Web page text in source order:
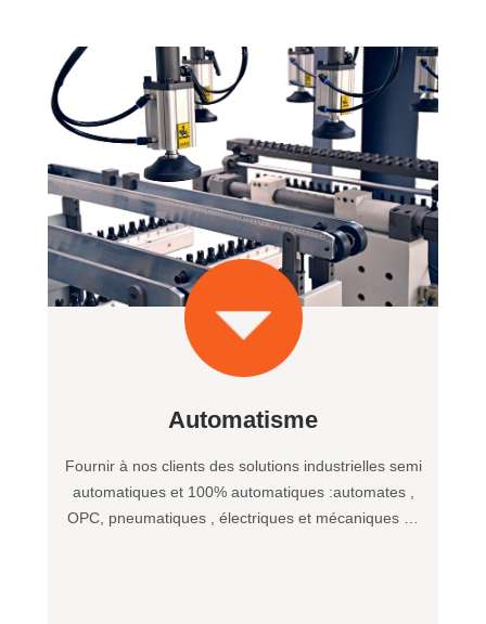
Automatisme
Fournir à nos clients des solutions industrielles semi
automatiques et 100% automatiques :automates ,
OPC, pneumatiques , électriques et mécaniques …